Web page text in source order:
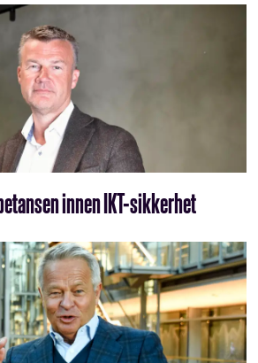
innen IKT-sikkerhet